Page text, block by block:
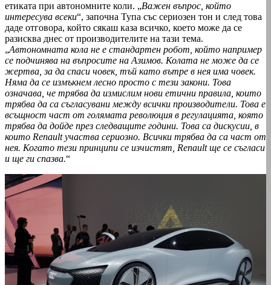
етиката при автономните коли. „Важен въпрос, който
интересува всеки“, започна Тупа със сериозен тон и след това
даде отговора, който сякаш каза всичко, което може да се
разисква днес от производителите на тази тема.
„Автономната кола не е стандартен робот, който например
се подчинява на въпросите на Азимов. Колата не може да се
жертва, за да спаси човек, тъй като вътре в нея има човек.
Няма да се измъкнем лесно просто с тези закони. Това
означава, че трябва да измислим нови етични правила, които
трябва да са съгласувани между всички производители. Това е
всъщност част от голямата революция в регулацията, която
трябва да дойде през следващите години. Това са дискусии, в
които Renault участва сериозно. Всички трябва да са част от
нея. Когато тези принципи се изчистят, Renault ще се съгласи
и ще ги спазва.“